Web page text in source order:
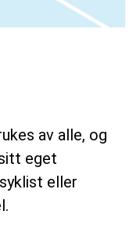
av alle, og
eget
eller